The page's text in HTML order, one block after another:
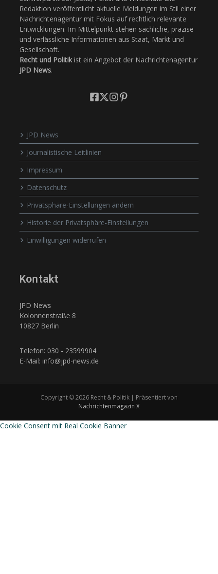
Redaktion veröffentlicht aktuelle Meldungen im Stil einer
Nachrichtenagentur mit Fokus auf rechtlich relevante
Entwicklungen. Im Mittelpunkt stehen sachliche, präzise
und verlässliche Informationen aus Staat, Markt und
Gesellschaft.
Recht und Politikist ein Angebot der Nachrichtenagentur
JPD News.
JPD News
Journalistische Leitlinien
Impressum
Datenschutz
Privatsphäre-Einstellungen ändern
Historie der Privatsphäre-Einstellungen
Einwilligungen widerrufen
Kontakt
JPD News
Kolonnenstraße 8
10827 Berlin
Telefon: 030 - 23599904
E-Mail: info@jpd-news.de
Copyright © 2026 Recht & Politik | Präsentiert von
Nachrichtenmagazin X
Cookie Consent mit Real Cookie Banner